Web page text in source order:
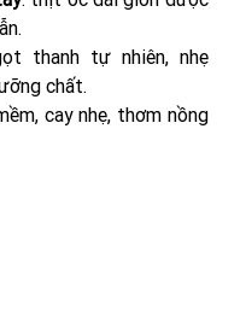
thanh tự nhiên, nhẹ
chất.
cay nhẹ, thơm nồng